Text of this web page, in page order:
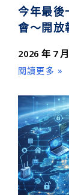
今年最後
會～開放
2026 年 7
閱讀更多 »